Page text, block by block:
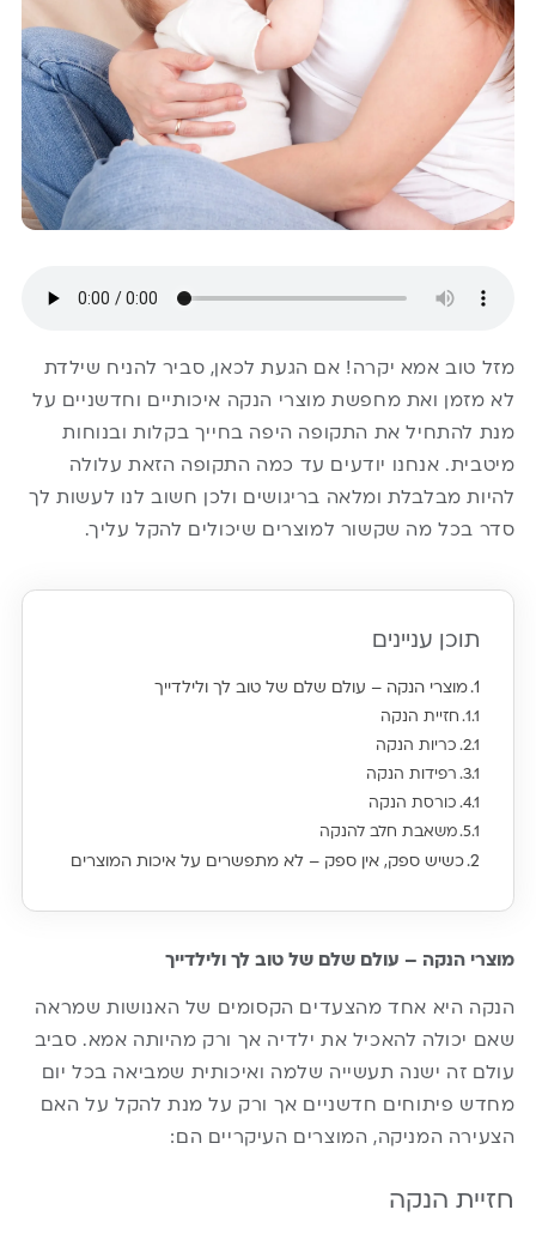
מזל טוב אמא יקרה! אם הגעת לכאן, סביר להניח שילדת
לא מזמן ואת מחפשת מוצרי הנקה איכותיים וחדשניים על
מנת להתחיל את התקופה היפה בחייך בקלות ובנוחות
מיטבית. אנחנו יודעים עד כמה התקופה הזאת עלולה
להיות מבלבלת ומלאה בריגושים ולכן חשוב לנו לעשות לך
סדר בכל מה שקשור למוצרים שיכולים להקל עליך.
תוכן עניינים
מוצרי הנקה – עולם שלם של טוב לך ולילדייך
חזיית הנקה
כריות הנקה
רפידות הנקה
כורסת הנקה
משאבת חלב להנקה
כשיש ספק, אין ספק – לא מתפשרים על איכות המוצרים
מוצרי הנקה – עולם שלם של טוב לך ולילדייך
הנקה היא אחד מהצעדים הקסומים של האנושות שמראה
שאם יכולה להאכיל את ילדיה אך ורק מהיותה אמא. סביב
עולם זה ישנה תעשייה שלמה ואיכותית שמביאה בכל יום
מחדש פיתוחים חדשניים אך ורק על מנת להקל על האם
הצעירה המניקה, המוצרים העיקריים הם:
חזיית הנקה